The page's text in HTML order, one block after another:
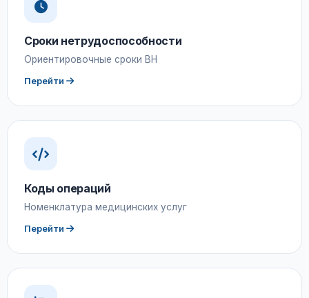
Сроки нетрудоспособности
Ориентировочные сроки ВН
Перейти
Коды операций
Номенклатура медицинских услуг
Перейти